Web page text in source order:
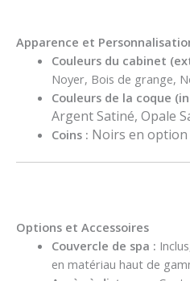
Apparence et
Couleurs du cabinet
Noyer, Bois de grange,
Couleurs de la coque
Argent Satiné, Opale
Coins : Noirs en option
Options et Accessoires
Couvercle de spa :
en matériau haut de